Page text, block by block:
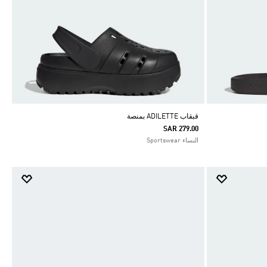
قبقاب ADILETTE بمنصة
SAR 279.00
النساء Sportswear